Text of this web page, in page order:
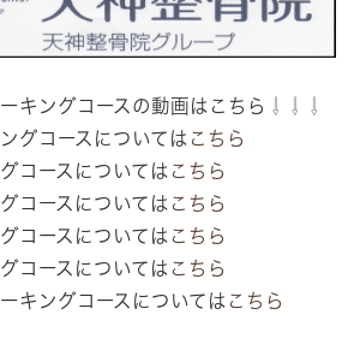
ーキングコースの動画はこちら⇩⇩⇩
グコースについては こちら
コースについては こちら
コースについては こちら
コースについては こちら
コースについては こちら
キングコースについては こちら